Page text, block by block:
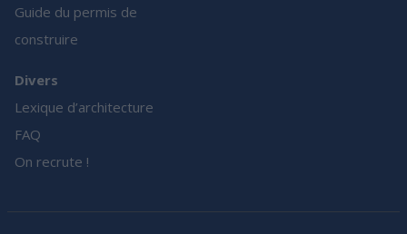
Guide du permis de
construire
Divers
Lexique d’architecture
FAQ
On recrute !